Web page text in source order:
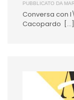
PUBBLICATO DA
Conversa con
Cacopardo [...]